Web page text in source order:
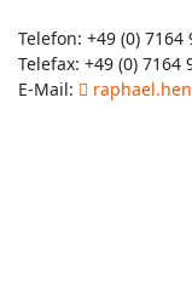
Telefon: +49 (0) 7164
Telefax: +49 (0) 7164
E-Mail: